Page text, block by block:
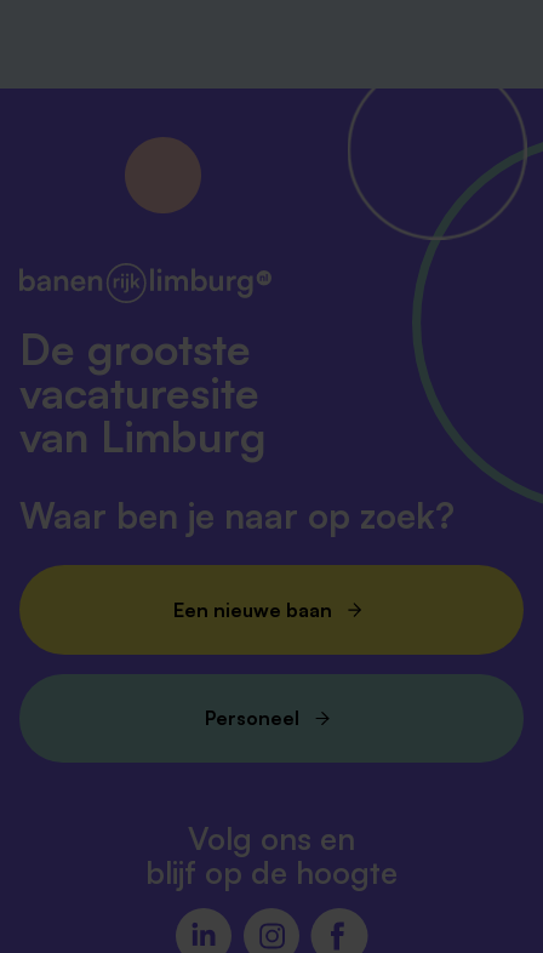
De grootste
vacaturesite
van Limburg
Waar ben je naar op zoek?
Een nieuwe baan
Personeel
Volg ons en
blijf op de hoogte